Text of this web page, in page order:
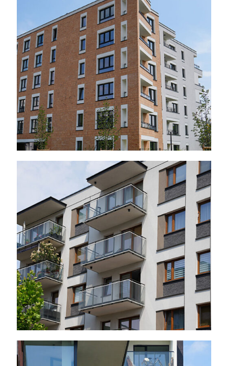
Warszawa – ul.
Drwęcka, Złota Praga
2024 r.
Warszawa – ul. Mińska,
2024 r.